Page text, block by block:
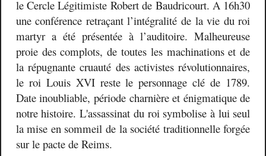
le Cercle Légitimiste Robert de Baudricourt. A 16h30
une conférence retraçant l’intégralité de la vie du roi
martyr a été présentée à l’auditoire. Malheureuse
proie des complots, de toutes les machinations et de
la répugnante cruauté des activistes révolutionnaires,
le roi Louis XVI reste le personnage clé de 1789.
Date inoubliable, période charnière et énigmatique de
notre histoire. L'assassinat du roi symbolise à lui seul
la mise en sommeil de la société traditionnelle forgée
sur le pacte de Reims.